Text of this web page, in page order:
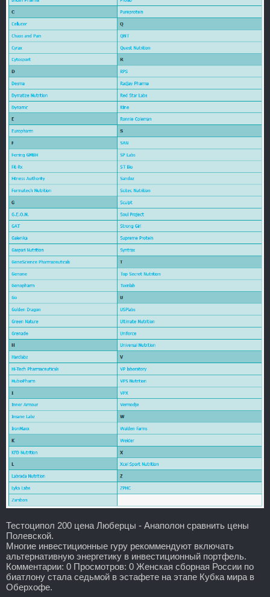
Тестоципол 200 цена Люберцы - Анаполон сравнить цены
Полевской.
Многие инвестиционные гуру рекоммендуют включать
альтернативную энергетику в инвестиционный портфель.
Комментарии: 0 Просмотров: 0 Женская сборная России по
биатлону стала седьмой в эстафете на этапе Кубка мира в
Оберхофе.